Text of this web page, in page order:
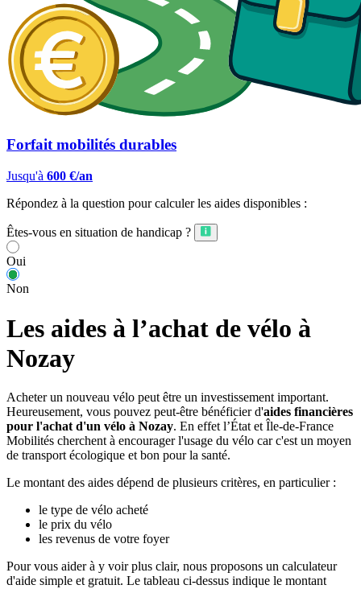
Forfait mobilités durables
Jusqu'à 600 €/an
Répondez à la question pour calculer les aides disponibles :
Êtes-vous en situation de handicap ?
Oui
Non
Les aides à l’achat de vélo à
Nozay
Acheter un nouveau vélo peut être un investissement important.
Heureusement, vous pouvez peut-être bénéficier d'aides financières
pour l'achat d'un vélo à Nozay. En effet l’État et Île-de-France
Mobilités cherchent à encourager l'usage du vélo car c'est un moyen
de transport écologique et bon pour la santé.
Le montant des aides dépend de plusieurs critères, en particulier :
le type de vélo acheté
le prix du vélo
les revenus de votre foyer
Pour vous aider à y voir plus clair, nous proposons un calculateur
d'aide simple et gratuit. Le tableau ci-dessus indique le montant